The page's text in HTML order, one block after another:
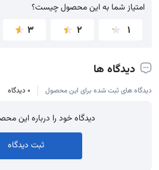
امتیاز شما به این محصول چیست؟
امتیاز شما به این محصول چیست؟
1
2
3
دیدگاه ها
دیدگاه های ثبت شده برای این محصول 0 دیدگاه
دیدگاه خود را درباره این
ثبت دیدگاه